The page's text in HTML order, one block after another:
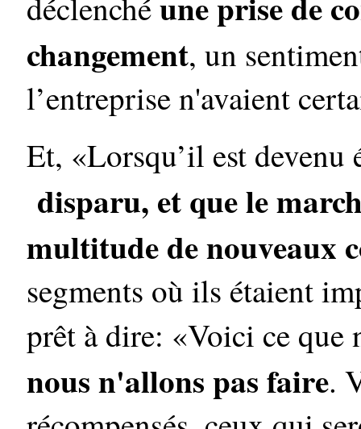
changement, un
l’entreprise n'avaient
Et, «Lorsqu’il est
disparu, et que le
multitude de nouveaux
segments où ils étaient
prêt à dire: «Voici ce
nous n'allons pas faire.